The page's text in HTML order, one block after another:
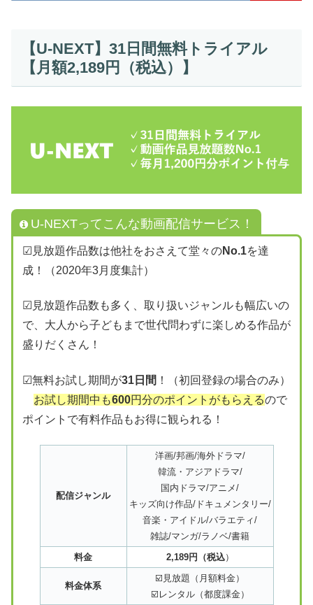
【U-NEXT】31日間無料トライアル
【月額2,189円（税込）】
U-NEXTってこんな動画配信サービス！
☑見放題作品数は他社をおさえて堂々のNo.1を達
成！（2020年3月度集計）
☑見放題作品数も多く、取り扱いジャンルも幅広いの
で、大人から子どもまで世代問わずに楽しめる作品が
盛りだくさん！
☑無料お試し期間が31日間 ！（初回登録の場合のみ）
お試し期間中も600円分のポイントがもらえるので
ポイントで有料作品もお得に観られる！
配信ジャンル
洋画/邦画/海外ドラマ/
韓流・アジアドラマ/
国内ドラマ/アニメ/
キッズ向け作品/ドキュメンタリー/
音楽・アイドル/バラエティ/
雑誌/マンガ/ラノベ/書籍
料金
2,189円（税込）
料金体系
☑️見放題（月額料金）
☑️レンタル（都度課金）